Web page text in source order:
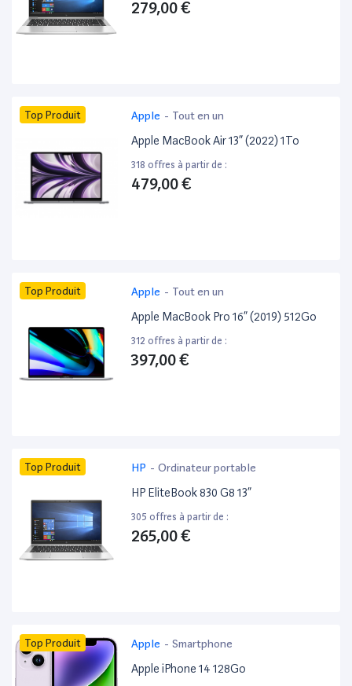
279,00 €
Top Produit Apple - Tout en un
Apple MacBook Air 13” (2022) 1To
318 offres à partir de :
479,00 €
Top Produit Apple - Tout en un
Apple MacBook Pro 16” (2019) 512Go
312 offres à partir de :
397,00 €
Top Produit HP - Ordinateur portable
HP EliteBook 830 G8 13”
305 offres à partir de :
265,00 €
Top Produit Apple - Smartphone
Apple iPhone 14 128Go